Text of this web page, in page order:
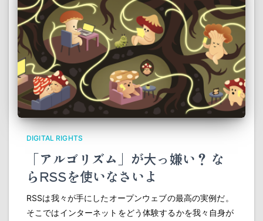
DIGITAL RIGHTS
「アルゴリズム」が大っ嫌い？ な
らRSSを使いなさいよ
RSSは我々が手にしたオープンウェブの最高の実例だ。
そこではインターネットをどう体験するかを我々自身が